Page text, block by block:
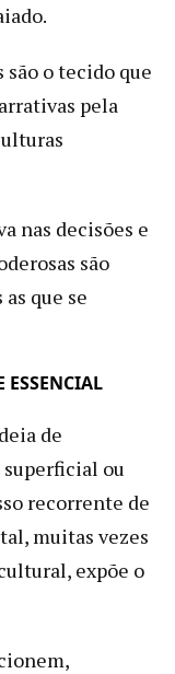
o tecido que
pela
nas decisões e
são
que se
ESSENCIAL
de
ou
recorrente de
muitas vezes
expõe o